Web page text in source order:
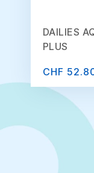
DAILIES
PLUS
CHF